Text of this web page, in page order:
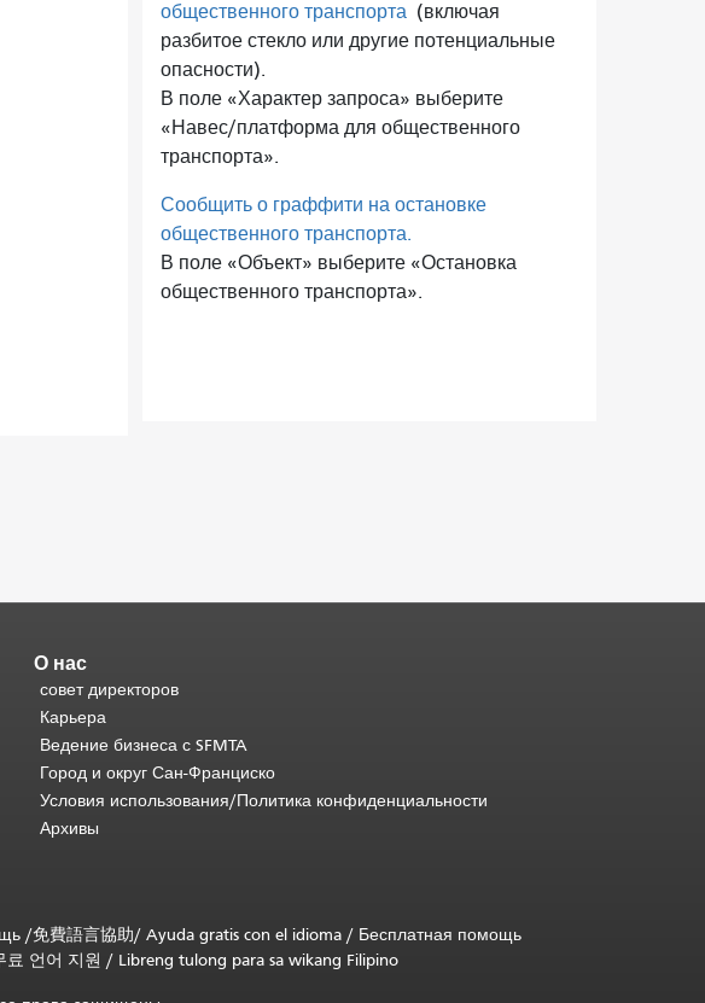
общественного транспорта(включая
разбитое стекло или другие потенциальные
опасности).
В поле «Характер запроса» выберите
«Навес/платформа для общественного
транспорта».
Сообщить о граффити на остановке
общественного транспорта.
В поле «Объект» выберите «Остановка
общественного транспорта».
О нас
совет директоров
Карьера
Ведение бизнеса с SFMTA
Город и округ Сан-Франциско
Условия использования/Политика конфиденциальности
Архивы
/免費語言協助/ Ayuda gratis con el idioma / Бесплатная помощь
료 언어 지원 / Libreng tulong para sa wikang Filipino